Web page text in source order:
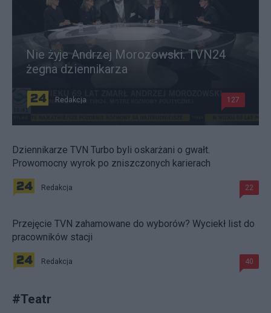
Nie żyje Andrzej Morozowski. TVN24
żegna dziennikarza
Redakcja 127
Dziennikarze TVN Turbo byli oskarżani o gwałt.
Prowomocny wyrok po zniszczonych karierach
Redakcja 22
Przejęcie TVN zahamowane do wyborów? Wyciekł list do
pracowników stacji
Redakcja 40
#Teatr